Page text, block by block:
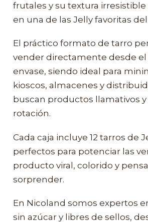
frutales y su textura
en una de las Jelly favoritas
El práctico formato de tarro
vender directamente desde
envase, siendo ideal para
kioscos, almacenes y
buscan productos llamativos y
rotación.
Cada caja incluye 12 tarros de
perfectos para potenciar las
producto viral, colorido y
sorprender.
En Nicoland somos expertos
sin azúcar y libres de sellos,